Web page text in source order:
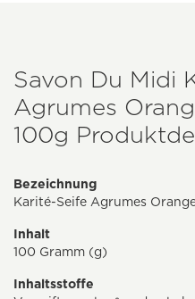
Savon Du Midi
Agrumes
100g
Bezeichnung
Karité-Seife Agrumes
Inhalt
100 Gramm (g)
Inhaltsstoffe